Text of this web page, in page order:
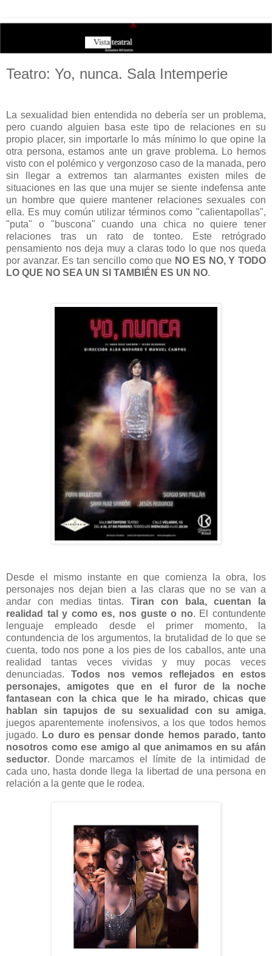
Teatro: Yo, nunca. Sala Intemperie
La sexualidad bien entendida no debería ser un problema,
pero cuando alguien basa este tipo de relaciones en su
propio placer, sin importarle lo más mínimo lo que opine la
otra persona, estamos ante un grave problema. Lo hemos
visto con el polémico y vergonzoso caso de la manada, pero
sin llegar a extremos tan alarmantes existen miles de
situaciones en las que una mujer se siente indefensa ante
un hombre que quiere mantener relaciones sexuales con
ella. Es muy común utilizar términos como "calientapollas",
"puta" o "buscona" cuando una chica no quiere tener
relaciones tras un rato de tonteo. Este retrógrado
pensamiento nos deja muy a claras todo lo que nos queda
por avanzar. Es tan sencillo como que NO ES NO, Y TODO
LO QUE NO SEA UN SI TAMBIÉN ES UN NO.
Desde el mismo instante en que comienza la obra, los
personajes nos dejan bien a las claras que no se van a
andar con medias tintas. Tiran con bala, cuentan la
realidad tal y como es, nos guste o no. El contundente
lenguaje empleado desde el primer momento, la
contundencia de los argumentos, la brutalidad de lo que se
cuenta, todo nos pone a los pies de los caballos, ante una
realidad tantas veces vividas y muy pocas veces
denunciadas.Todos nos vemos reflejados en estos
personajes, amigotes que en el furor de la noche
fantasean con la chica que le ha mirado, chicas que
hablan sin tapujos de su sexualidad con su amiga,
juegos aparentemente inofensivos, a los que todos hemos
jugado. Lo duro es pensar donde hemos parado, tanto
nosotros como ese amigo al que animamos en su afán
seductor. Donde marcamos el límite de la intimidad de
cada uno, hasta donde llega la libertad de una persona en
relación a la gente que le rodea.